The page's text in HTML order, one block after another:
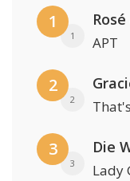
1
1 APT
2
2
3
3
Die
Lady